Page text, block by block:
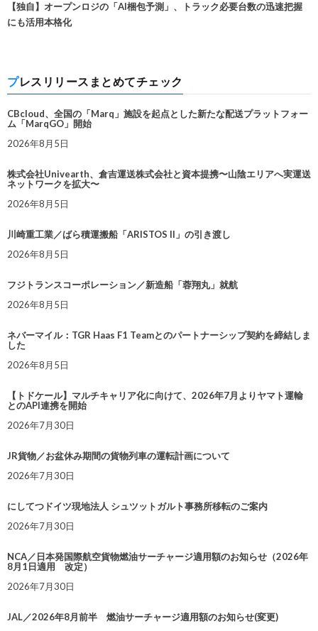
【独自】オープンロジの「AI梱包予測」、トラック必要台数の迅速把握
にも活用本格化
プレスリリースまとめてチェック
CBcloud、全国の「Marq」施設を起点とした新たな配送プラットフォー
ム「MarqGO」開始
2026年8月5日
株式会社Univearth、倉吉運送株式会社と資本提携〜山陰エリアへ実運送
ネットワークを拡大〜
2026年8月5日
川崎重工業／ばら積運搬船「ARISTOS II」の引き渡し
2026年8月5日
フジトランスコーポレーション／新造船「蓉翔丸」就航
2026年8月5日
ネバーマイル：TGR Haas F1 Teamとのパートナーシップ契約を締結しま
した
2026年8月5日
【トドケール】マルチキャリア化に向けて、2026年7月よりヤマト運輸
とのAPI連携を開始
2026年7月30日
JR貨物／お盆休み期間の貨物列車の運転計画について
2026年7月30日
にしてつドイツ現地法人 シュツットガルト事務所移転のご案内
2026年7月30日
NCA／日本発国際航空貨物燃油サーチャージ適用額のお知らせ（2026年
8月1日適用 改定）
2026年7月30日
JAL／2026年8月前半 燃油サーチャージ適用額のお知らせ(変更)